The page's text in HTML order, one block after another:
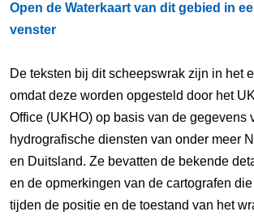
Open de Waterkaart van dit gebied in
venster
De teksten bij dit scheepswrak zijn in
omdat deze worden opgesteld door het
Office (UKHO) op basis van de gegevens
hydrografische diensten van onder meer
en Duitsland. Ze bevatten de bekende
en de opmerkingen van de cartografen
tijden de positie en de toestand van het